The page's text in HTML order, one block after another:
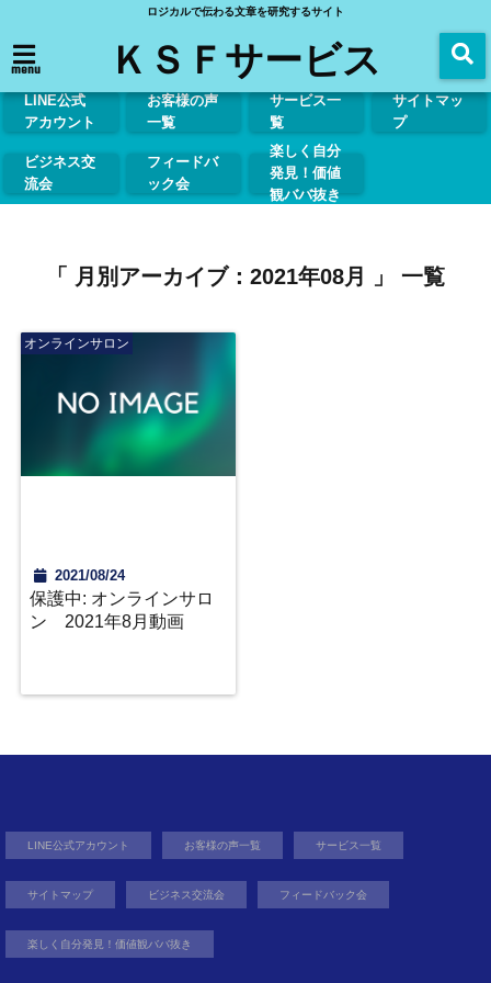
ロジカルで伝わる文章を研究するサイト
menu ＫＳＦサービス
LINE公式
アカウント
お客様の声
一覧
サービス一
覧
サイトマッ
プ
ビジネス交
流会
フィードバ
ック会
楽しく自分
発見！価値
観ババ抜き
「 月別アーカイブ：2021年08月 」 一覧
オンラインサロン
2021/08/24
保護中: オンラインサロ
ン 2021年8月動画
LINE公式アカウント お客様の声一覧 サービス一覧
サイトマップ ビジネス交流会 フィードバック会
楽しく自分発見！価値観ババ抜き